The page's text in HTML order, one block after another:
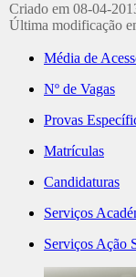
Criado em 08-04-
Última modificação
Média de
Nº de Vagas
Provas
Matrículas
Candidaturas
Serviços
Serviços Ação